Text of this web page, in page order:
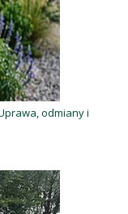
odmiany i